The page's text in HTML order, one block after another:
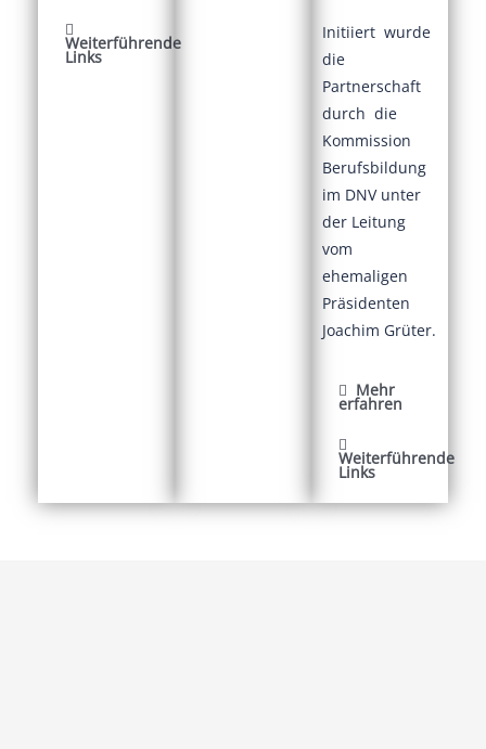
Weiterführende
Links
Initiiert wurde
die
Partnerschaft
durch die
Kommission
Berufsbildung
im DNV unter
der Leitung
vom
ehemaligen
Präsidenten
Joachim Grüter.
Mehr
erfahren
Weiterführende
Links